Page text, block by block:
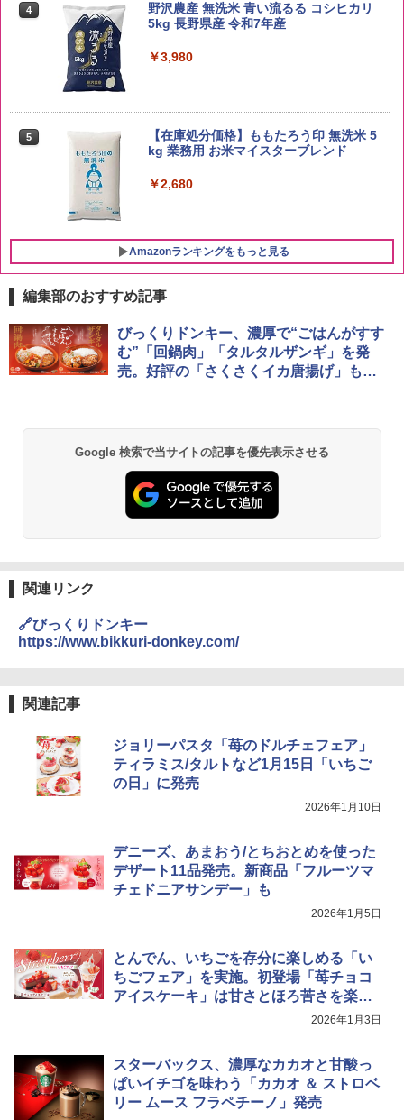
4
野沢農産 無洗米 青い流るる コシヒカリ
5kg 長野県産 令和7年産
￥3,980
5
【在庫処分価格】ももたろう印 無洗米 5
kg 業務用 お米マイスターブレンド
￥2,680
Amazonランキングをもっと見る
1
ブラックニッカ ニッカ Nikka ウィスキ
ー4000ml ブラックニッカクリア ウヰス
キー 【日本 アサヒ ウィスキー】 大容量
お得 4リットル
角瓶 2700ml サントリー ウイスキー ハ
イボール 大容量
イスキー ハイボール 缶
￥4,930
5
サントリー シングルモルト ウイスキー
白州 Story of the Distillery 2026 化粧箱
入 700ml
1
チキンラーメン どんぶり 85g×12個 日清
食品 インスタント カップ麺
￥1,939
【公式】ブタメン とんこつ味 35g×15個
麺 小腹 インスタント アウトドアにも ロ
ーリングストック 大人買い おやつカン
パニー
￥1,288
らに塩分控えめ 78g×12個
カップヌードル レギュラー 日清食品 カ
ップ麺 78g×20個
￥3,475
5
マルちゃん マルちゃんZUBAAAN! 横浜
家系醤油豚骨 3食パック 130g×3食
1
[山善] スチームオーブンレンジ 25L 一人
暮らし 二人暮らし フラットテーブル ス
チーム調理 自動メニュー19種搭載 角皿
付き ブラック MRK-F250TSV(B)
シャープ 過熱水蒸気 オーブンレンジ 23
L 1段調理 ブラック RE-WF232-B シンプ
ル操作 コンパクト 一人暮らし 二人暮ら
し らくチン!（絶対湿度）センサー ノン
フライ調理 トースト スチームあたため
[山善] スチームオーブンレンジ 省エネ
￥26,130
TOSHIBA(東芝) スチームオーブンレン
0℃ 1段調理 フラットテーブル 電子レン
ジ 赤外線センサー ノンフライ調理 簡単
お手入れ 小型 新生活 一人暮らし 二人暮
らし ファミリー
5
シャープ ウォーターオーブン ヘルシオ
AX-XJ1-B ブラック 30L 2段調理 コンベ
編集部のおすすめ記事
びっくりドンキー、濃厚で“ごはんがすす
む”「回鍋肉」「タルタルザンギ」を発
売。好評の「さくさくイカ唐揚げ」も再
Google 検索で当サイトの記事を優先表示させる
関連リンク
🔗びっくりドンキー
https://www.bikkuri-donkey.com/
関連記事
ジョリーパスタ「苺のドルチェフェア」
ティラミス/タルトなど1月15日「いちご
の日」に発売
2026年1月10日
デニーズ、あまおう/とちおとめを使った
デザート11品発売。新商品「フルーツマ
チェドニアサンデー」も
2026年1月5日
とんでん、いちごを存分に楽しめる「い
ちごフェア」を実施。初登場「苺チョコ
アイスケーキ」は甘さとほろ苦さを楽し
2026年1月3日
スターバックス、濃厚なカカオと甘酸っ
ぱいイチゴを味わう「カカオ ＆ ストロベ
リー ムース フラペチーノ」発売